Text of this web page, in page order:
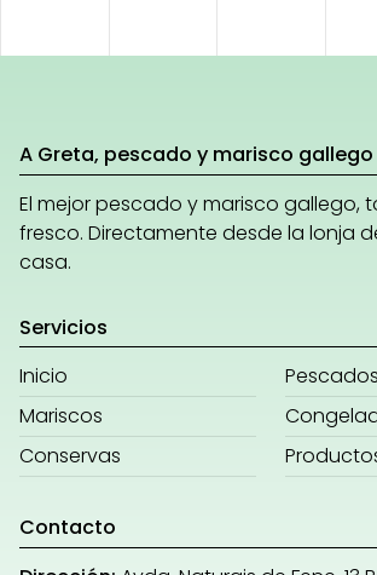
A Greta, pescado y marisco gallego
El mejor pescado y marisco gallego,
fresco. Directamente desde la lonja
casa.
Servicios
Inicio
Pescados
Mariscos
Conservas
Contacto